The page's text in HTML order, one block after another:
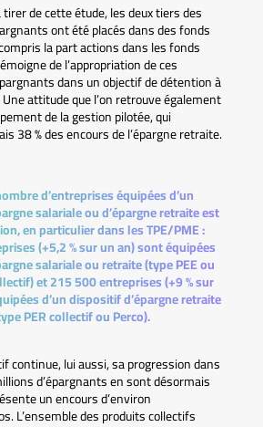
de cette étude, les deux tiers des
ont été placés dans des fonds
la part actions dans les fonds
de l’appropriation de ces
dans un objectif de détention à
attitude que l’on retrouve également
de la gestion pilotée, qui
38 % des encours de l’épargne retraite.
d’entreprises équipées d’un
salariale ou d’épargne retraite est
en particulier dans les TPE/PME :
(+5,2 % sur un an) sont équipées
salariale ou retraite (type PEE ou
et 215 500 entreprises (+9 % sur
d’un dispositif d’épargne retraite
PER collectif ou Perco).
continue, lui aussi, sa progression dans
d’épargnants en sont désormais
un encours d’environ
L’ensemble des produits collectifs